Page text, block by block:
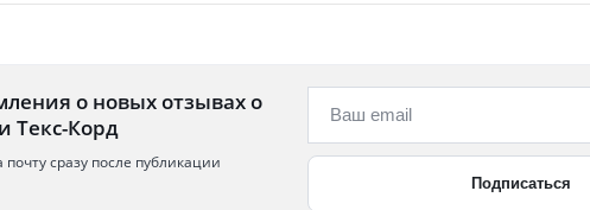
о новых отзывах о
Текс-Корд
сразу после публикации